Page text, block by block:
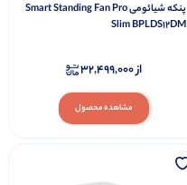
پنکه شیائومی Smart Standing Fan Pro
Slim BPLDS12DM
مشاهده محصول
از32,499,000